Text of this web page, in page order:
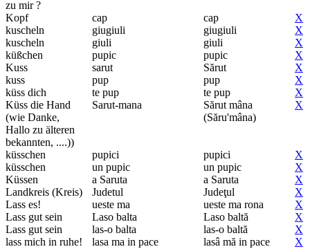
zu mir ?
Kopf cap cap
X
kuscheln
giugiuli giugiuli
X
kuscheln
giuli giuli
X
küßchen
pupic pupic
X
Kuss
sarut Sărut
X
kuss
pup pup
X
küss dich
te pup te pup
X
Küss die Hand
(wie Danke,
Hallo zu älteren
bekannten, ....))
Sarut-mana
Sărut mâna
(Săru'mâna)
X
küsschen pupici pupici
X
küsschen
un pupic un pupic
X
Küssen
a Saruta a Saruta
X
Landkreis (Kreis)
Judetul Judeţul
X
Lass es!
ueste ma ueste ma rona
X
Lass gut sein
Laso balta Laso baltă
X
Lass gut sein
las-o balta las-o baltă
X
lass mich in ruhe!
lasa ma in pace lasâ mă in pace
X